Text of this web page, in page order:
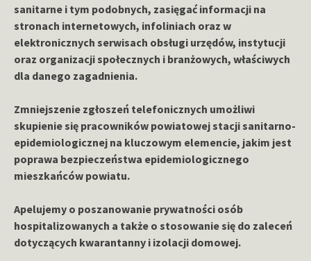
sanitarne i tym podobnych, zasięgać informacji na
stronach internetowych, infoliniach oraz w
elektronicznych serwisach obsługi urzędów, instytucji
oraz organizacji społecznych i branżowych, właściwych
dla danego zagadnienia.
Zmniejszenie zgłoszeń telefonicznych umożliwi
skupienie się pracowników powiatowej stacji sanitarno-
epidemiologicznej na kluczowym elemencie, jakim jest
poprawa bezpieczeństwa epidemiologicznego
mieszkańców powiatu.
Apelujemy o poszanowanie prywatności osób
hospitalizowanych a także o stosowanie się do zaleceń
dotyczących kwarantanny i izolacji domowej.